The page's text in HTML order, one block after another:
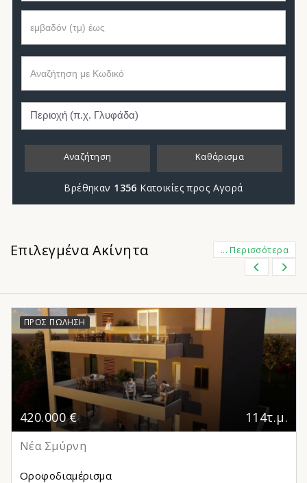
Αναζήτηση Καθάρισμα
Βρέθηκαν 1356 Κατοικίες προς Αγορά
Επιλεγμένα Ακίνητα ... Περισσότερα
ΠΡΟΣ ΠΏΛΗΣΗ
420.000 € 114τ.μ.
Νέα Σμύρνη
Οροφοδιαμέρισμα